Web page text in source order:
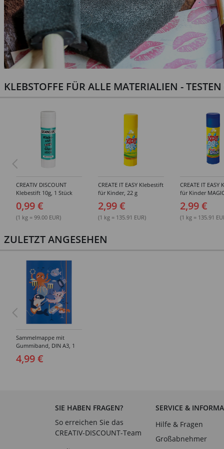
KLEBSTOFFE FÜR ALLE MATERIALIEN -
CREATIV DISCOUNT
Klebestift 10g, 1 Stück
0,99 €
(1 kg = 99.00 EUR)
CREATE IT EASY Klebestift
für Kinder, 22 g
2,99 €
(1 kg = 135.91 EUR)
CREATE IT
für Kinder
2,99 €
(1 kg = 135.91
ZULETZT ANGESEHEN
Sammelmappe mit
Gummiband, DIN A3, 1
Mappe, Hotfoil, Sea you /
Unterwasser-Band
4,99 €
SIE HABEN FRAGEN?
So erreichen Sie das
CREATIV-DISCOUNT-Team
SERVICE &
Hilfe & Fragen
Großabnehmer